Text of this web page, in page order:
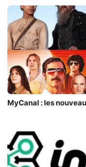
MyCanal : les